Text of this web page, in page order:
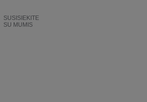
SUSISIEKITE
SU MUMIS